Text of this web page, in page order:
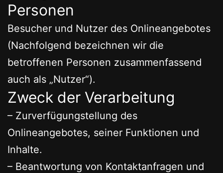
Personen
Besucher und Nutzer des Onlineangebotes
(Nachfolgend bezeichnen wir die
betroffenen Personen zusammenfassend
auch als „Nutzer“).
Zweck der Verarbeitung
– Zurverfügungstellung des
Onlineangebotes, seiner Funktionen und
Inhalte.
– Beantwortung von Kontaktanfragen und